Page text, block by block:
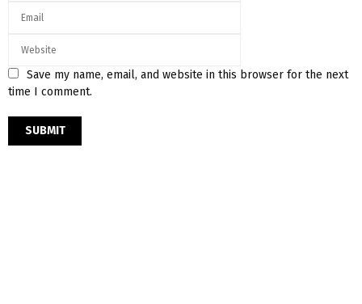
Save my name, email, and website in this browser for the next
time I comment.